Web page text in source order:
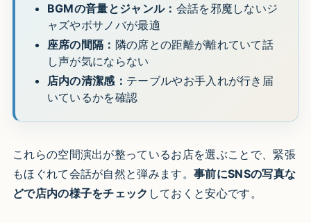
BGMの音量とジャンル： 会話を邪魔しないジ
ャズやボサノバが最適
座席の間隔： 隣の席との距離が離れていて話
し声が気にならない
店内の清潔感： テーブルやお手入れが行き届
いているかを確認
これらの空間演出が整っているお店を選ぶことで、緊張
もほぐれて会話が自然と弾みます。事前にSNSの写真な
どで店内の様子をチェック しておくと安心です。